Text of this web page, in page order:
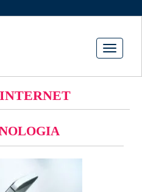
Toggle